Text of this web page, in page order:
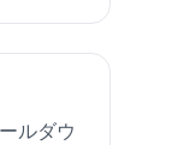
ルダウ